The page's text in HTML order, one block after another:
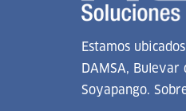
Estamos
DAMSA, Bulevar
Soyapango.